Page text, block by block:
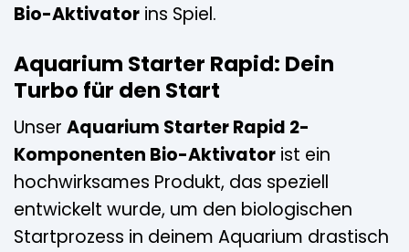
Bio-Aktivator ins Spiel.
Aquarium Starter Rapid: Dein
Turbo für den Start
Unser Aquarium Starter Rapid 2-
Komponenten Bio-Aktivator ist ein
hochwirksames Produkt, das speziell
entwickelt wurde, um den biologischen
Startprozess in deinem Aquarium drastisch